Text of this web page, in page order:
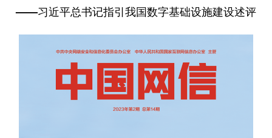
文化 书画 健康 军事
访谈 视频 图片 政务
中央文件 金融
人居 信息化 数字经济
乡村振兴
——习近平总书记指引我国数字基础设施建设述评